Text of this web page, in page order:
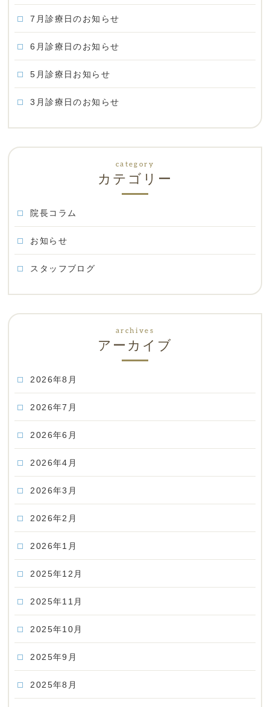
7月診療日のお知らせ
6月診療日のお知らせ
5月診療日お知らせ
3月診療日のお知らせ
カテゴリー
院長コラム
お知らせ
スタッフブログ
アーカイブ
2026年8月
2026年7月
2026年6月
2026年4月
2026年3月
2026年2月
2026年1月
2025年12月
2025年11月
2025年10月
2025年9月
2025年8月